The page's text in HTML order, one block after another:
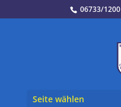
06733/1200
Seite wählen